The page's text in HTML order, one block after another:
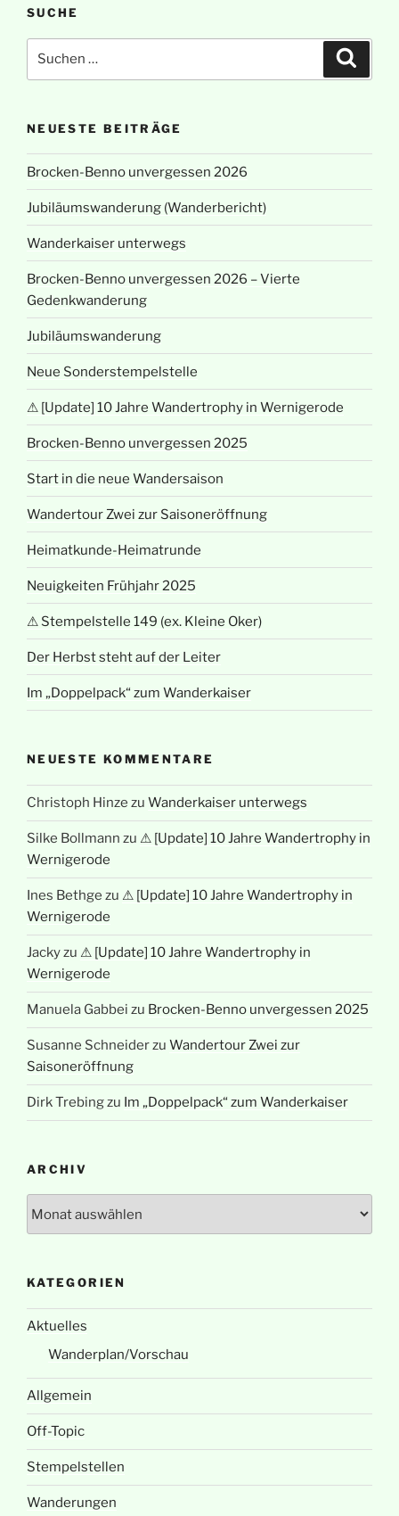
SUCHE
nach:
NEUESTE BEITRÄGE
Brocken-Benno unvergessen 2026
Jubiläumswanderung (Wanderbericht)
Wanderkaiser unterwegs
Brocken-Benno unvergessen 2026 – Vierte
Gedenkwanderung
Jubiläumswanderung
Neue Sonderstempelstelle
⚠ [Update] 10 Jahre Wandertrophy in Wernigerode
Brocken-Benno unvergessen 2025
Start in die neue Wandersaison
Wandertour Zwei zur Saisoneröffnung
Heimatkunde-Heimatrunde
Neuigkeiten Frühjahr 2025
⚠ Stempelstelle 149 (ex. Kleine Oker)
Der Herbst steht auf der Leiter
Im „Doppelpack“ zum Wanderkaiser
NEUESTE KOMMENTARE
Christoph Hinze zu Wanderkaiser unterwegs
Silke Bollmann zu ⚠ [Update] 10 Jahre Wandertrophy in
Wernigerode
Ines Bethge zu ⚠ [Update] 10 Jahre Wandertrophy in
Wernigerode
Jackyzu ⚠ [Update] 10 Jahre Wandertrophy in
Wernigerode
Manuela Gabbei zu Brocken-Benno unvergessen 2025
Susanne Schneiderzu Wandertour Zwei zur
Saisoneröffnung
Dirk Trebingzu Im „Doppelpack“ zum Wanderkaiser
ARCHIV
KATEGORIEN
Aktuelles
Wanderplan/Vorschau
Allgemein
Off-Topic
Stempelstellen
Wanderungen